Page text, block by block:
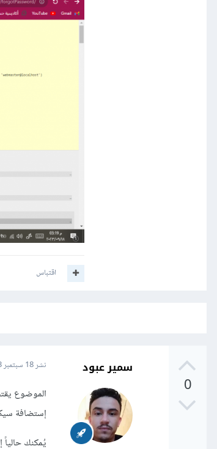
اقتباس
0
سمير عبود نشر18 سبتمبر 2023
الموضوع
إستضافة
يُمكنك